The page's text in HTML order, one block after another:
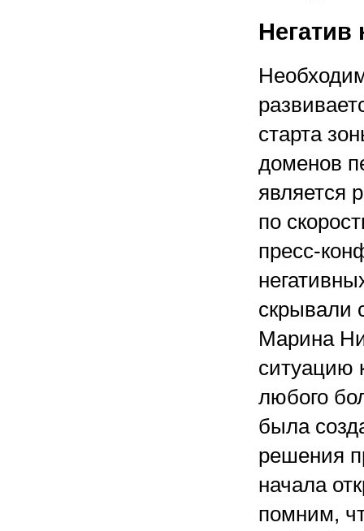
Негатив
старта
доменов
является
по
пресс-
скрывали
Марина
ситуацию
любого
была
решения
начала
помним,